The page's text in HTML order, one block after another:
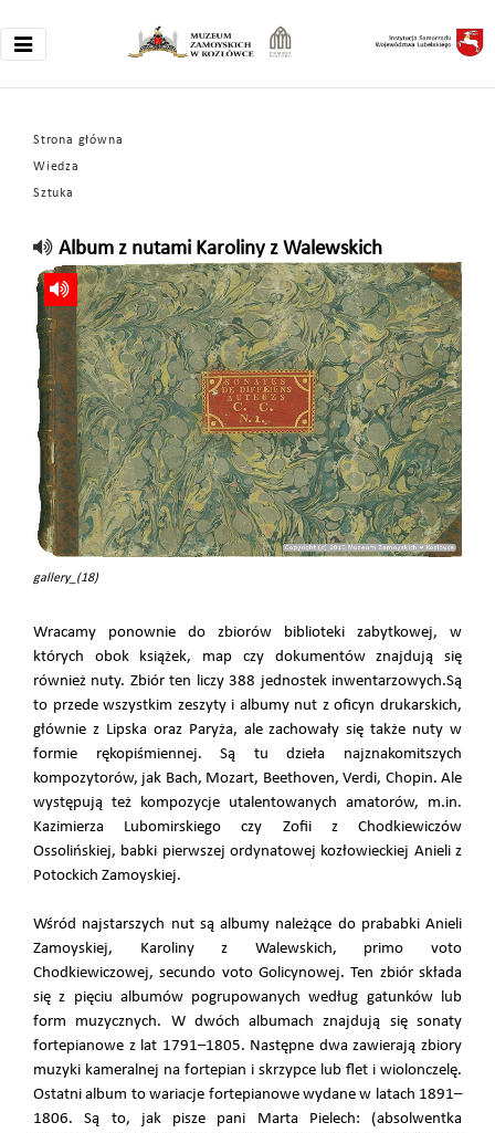
Strona główna
Wiedza
Sztuka
Album z nutami Karoliny z Walewskich
gallery_(18)
Wracamy ponownie do zbiorów biblioteki zabytkowej, w
których obok książek, map czy dokumentów znajdują się
również nuty. Zbiór ten liczy 388 jednostek inwentarzowych.Są
to przede wszystkim zeszyty i albumy nut z oficyn drukarskich,
głównie z Lipska oraz Paryża, ale zachowały się także nuty w
formie rękopiśmiennej. Są tu dzieła najznakomitszych
kompozytorów, jak Bach, Mozart, Beethoven, Verdi, Chopin. Ale
występują też kompozycje utalentowanych amatorów, m.in.
Kazimierza Lubomirskiego czy Zofii z Chodkiewiczów
Ossolińskiej, babki pierwszej ordynatowej kozłowieckiej Anieli z
Potockich Zamoyskiej.
Wśród najstarszych nut są albumy należące do prababki Anieli
Zamoyskiej, Karoliny z Walewskich, primo voto
Chodkiewiczowej, secundo voto Golicynowej. Ten zbiór składa
się z pięciu albumów pogrupowanych według gatunków lub
form muzycznych. W dwóch albumach znajdują się sonaty
fortepianowe z lat 1791–1805. Następne dwa zawierają zbiory
muzyki kameralnej na fortepian i skrzypce lub flet i wiolonczelę.
Ostatni album to wariacje fortepianowe wydane w latach 1891–
1806. Są to, jak pisze pani Marta Pielech: (absolwentka